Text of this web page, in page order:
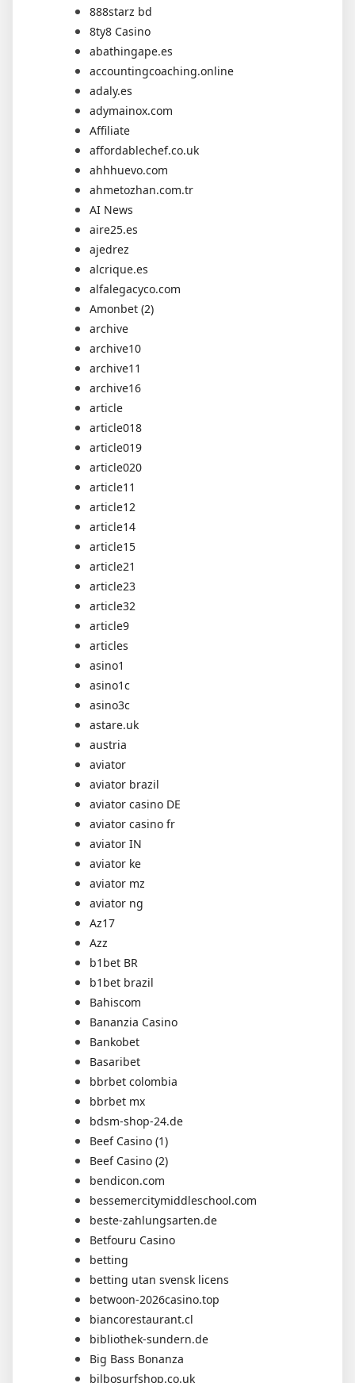
888starz bd
8ty8 Casino
abathingape.es
accountingcoaching.online
adaly.es
adymainox.com
Affiliate
affordablechef.co.uk
ahhhuevo.com
ahmetozhan.com.tr
AI News
aire25.es
ajedrez
alcrique.es
alfalegacyco.com
Amonbet (2)
archive
archive10
archive11
archive16
article
article018
article019
article020
article11
article12
article14
article15
article21
article23
article32
article9
articles
asino1
asino1c
asino3c
astare.uk
austria
aviator
aviator brazil
aviator casino DE
aviator casino fr
aviator IN
aviator ke
aviator mz
aviator ng
Az17
Azz
b1bet BR
b1bet brazil
Bahiscom
Bananzia Casino
Bankobet
Basaribet
bbrbet colombia
bbrbet mx
bdsm-shop-24.de
Beef Casino (1)
Beef Casino (2)
bendicon.com
bessemercitymiddleschool.com
beste-zahlungsarten.de
Betfouru Casino
betting
betting utan svensk licens
betwoon-2026casino.top
biancorestaurant.cl
bibliothek-sundern.de
Big Bass Bonanza
bilbosurfshop.co.uk